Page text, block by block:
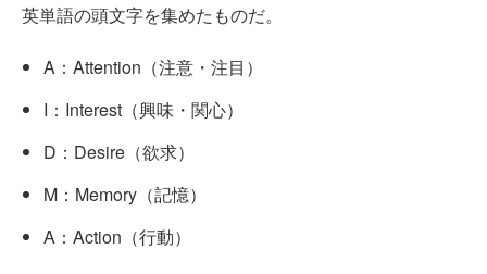
英単語の頭文字を集めたものだ。
A：Attention（注意・注目）
I：Interest（興味・関心）
D：Desire（欲求）
M：Memory（記憶）
A：Action（行動）